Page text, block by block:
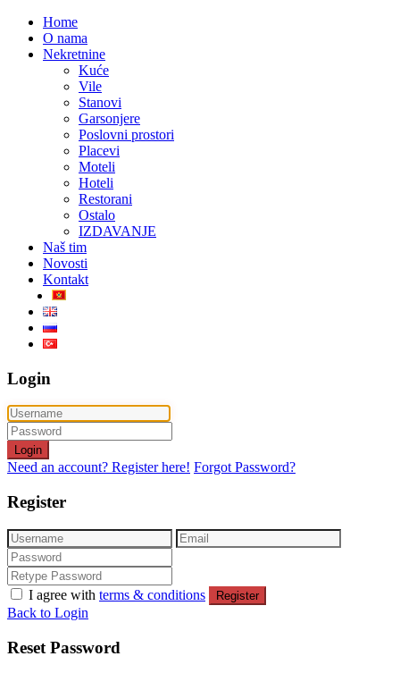
Home
O nama
Nekretnine
Kuće
Vile
Stanovi
Garsonjere
Poslovni prostori
Placevi
Moteli
Hoteli
Restorani
Ostalo
IZDAVANJE
Naš tim
Novosti
Kontakt
Login
Login
Need an account? Register here! Forgot Password?
Register
I agree with terms & conditions Register
Back to Login
Reset Password